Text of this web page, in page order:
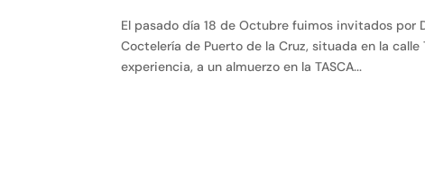
El pasado día 18 de Octubre fuimos invitados por
Coctelería de Puerto de la Cruz, situada en la
experiencia, a un almuerzo en la TASCA...